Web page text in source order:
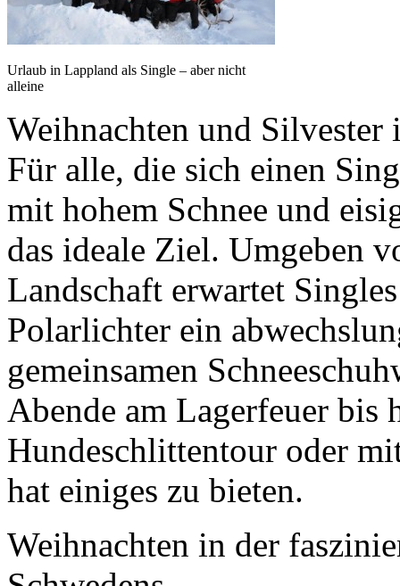
Urlaub in Lappland als Single – aber nicht
alleine
Weihnachten und Silvester
Für alle, die sich einen
mit hohem Schnee und
das ideale Ziel. Umgeben
Landschaft erwartet
Polarlichter ein
gemeinsamen
Abende am Lagerfeuer bis
Hundeschlittentour oder
hat einiges zu bieten.
Weihnachten in der